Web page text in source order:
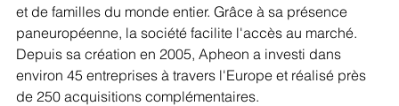
et de familles du monde entier. Grâce à sa présence
paneuropéenne, la société facilite l'accès au marché.
Depuis sa création en 2005, Apheon a investi dans
environ 45 entreprises à travers l'Europe et réalisé près
de 250 acquisitions complémentaires.